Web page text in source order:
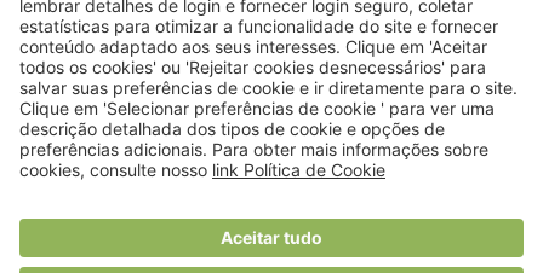
© 2018 Viver Saudável
O portal dos profissionais de nutrição